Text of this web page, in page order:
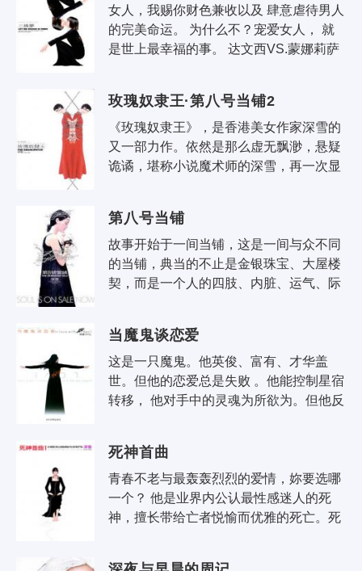
女人，我赐你财色兼收以及 肆意虐待男人
的完美命运。 为什么不？宠爱女人， 就
是世上最幸福的事。 达文西VS.蒙娜莉萨
玫瑰奴隶王·第八号当铺2
《玫瑰奴隶王》，是香港美女作家深雪的
又一部力作。依然是那么虚无飘渺，悬疑
诡谲，堪称小说魔术师的深雪，再一次显
第八号当铺
故事开始于一间当铺，这是一间与众不同
的当铺，典当的不止是金银珠宝、大屋楼
契，而是一个人的四肢、内脏、运气、际
当魔鬼谈恋爱
这是一只魔鬼。他英俊、富有、才华盖
世。但他的恋爱总是失败 。他能控制星宿
转移， 他对手中的灵魂为所欲为。但他反
死神首曲
青春不老与最轰轰烈烈的爱情，妳要选哪
一个？ 他是业界内公认最性感迷人的死
神，擅长带给亡者悦愉而优雅的死亡。死